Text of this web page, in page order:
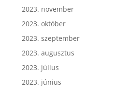
2023. november
2023. október
2023. szeptember
2023. augusztus
2023. július
2023. június